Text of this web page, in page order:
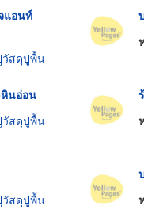
แอนท์
วัสดุปูพื้น
นอ่อน
วัสดุปูพื้น
วัสดุปูพื้น